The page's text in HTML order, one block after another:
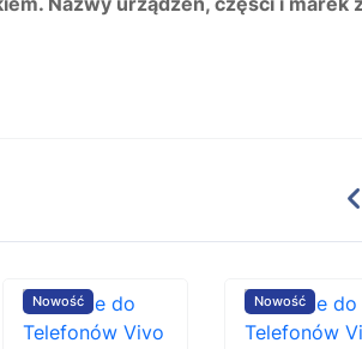
Nowość Nowość